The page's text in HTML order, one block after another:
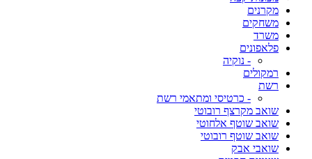
מקרנים
משחקים
משרד
פלאפונים
- נוקיה
רמקולים
רשת
- כרטיסי ומתאמי רשת
שואב מקרצף רובוטי
שואב שוטף אלחוטי
שואב שוטף רובוטי
שואבי אבק